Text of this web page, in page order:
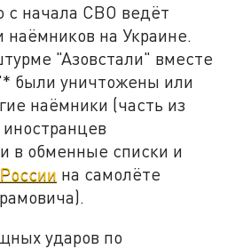
с начала СВО ведёт
на Украине.
"Азовстали" вместе
были уничтожены или
наёмники (часть из
в обменные списки и
на самолёте
ударов по